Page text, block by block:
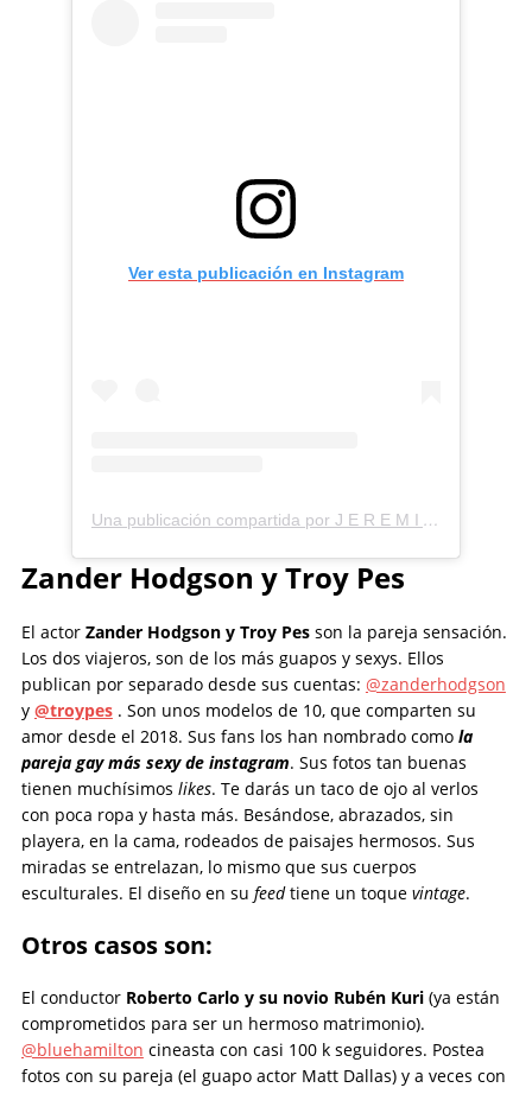
Ver esta publicación en Instagram
Una publicación compartida por J E R E M I A H B R E N T (@jeremiahbrent)
Zander Hodgson y Troy Pes
El actor Zander Hodgson y Troy Pesson la pareja sensación.
Los dos viajeros, son de los más guapos y sexys. Ellos
publican por separado desde sus cuentas: @zanderhodgson
y @troypes. Son unos modelos de 10, que comparten su
amor desde el 2018. Sus fans los han nombrado como la
pareja gay más sexy de instagram. Sus fotos tan buenas
tienen muchísimos likes. Te darás un taco de ojo al verlos
con poca ropa y hasta más. Besándose, abrazados, sin
playera, en la cama, rodeados de paisajes hermosos. Sus
miradas se entrelazan, lo mismo que sus cuerpos
esculturales. El diseño en su feedtiene un toque vintage.
Otros casos son:
El conductor Roberto Carlo y su novio Rubén Kuri(ya están
comprometidos para ser un hermoso matrimonio).
@bluehamilton cineasta con casi 100 k seguidores. Postea
fotos con su pareja (el guapo actor Matt Dallas) y a veces con